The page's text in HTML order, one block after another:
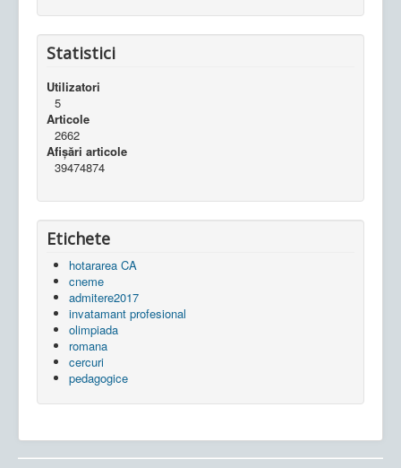
Statistici
Utilizatori
5
Articole
2662
Afișări articole
39474874
Etichete
hotararea CA
cneme
admitere2017
invatamant profesional
olimpiada
romana
cercuri
pedagogice